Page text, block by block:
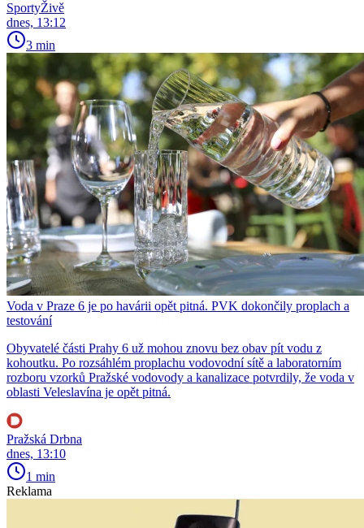
SportyŽivě
dnes, 13:12
3 min
Voda v Praze 6 je po havárii opět pitná. PVK dokončily proplach a
testování
Obyvatelé části Prahy 6 už mohou znovu bez obav pít vodu z
kohoutku. Po rozsáhlém proplachu vodovodní sítě a laboratorním
rozboru vzorků Pražské vodovody a kanalizace potvrdily, že voda v
oblasti Veleslavína je opět pitná.
Pražská Drbna
dnes, 13:10
1 min
Reklama